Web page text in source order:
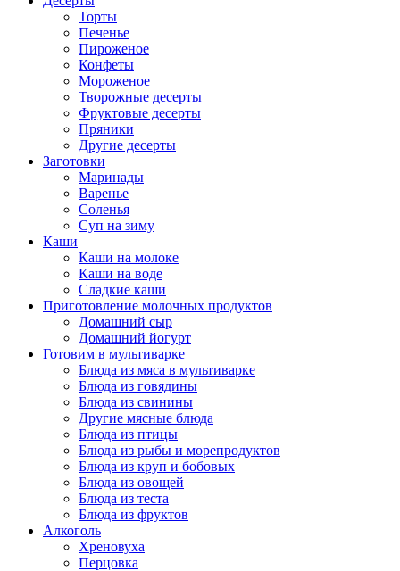
Торты
Печенье
Пироженое
Конфеты
Мороженое
Творожные десерты
Фруктовые десерты
Пряники
Другие десерты
Заготовки
Маринады
Варенье
Соленья
Суп на зиму
Каши
Каши на молоке
Каши на воде
Сладкие каши
Приготовление молочных продуктов
Домашний сыр
Домашний йогурт
Готовим в мультиварке
Блюда из мяса в мультиварке
Блюда из говядины
Блюда из свинины
Другие мясные блюда
Блюда из птицы
Блюда из рыбы и морепродуктов
Блюда из круп и бобовых
Блюда из овощей
Блюда из теста
Блюда из фруктов
Алкоголь
Хреновуха
Перцовка